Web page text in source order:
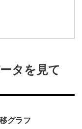
タを見て
グラフ